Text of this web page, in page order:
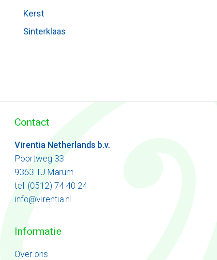
Kerst
Sinterklaas
Contact
Virentia Netherlands b.v.
Poortweg 33
9363 TJ Marum
tel. (0512) 74 40 24
info@virentia.nl
Informatie
Over ons